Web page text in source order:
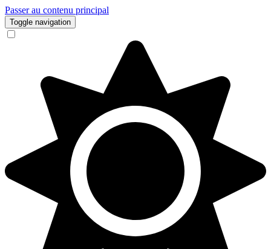
Passer au contenu principal
Toggle navigation